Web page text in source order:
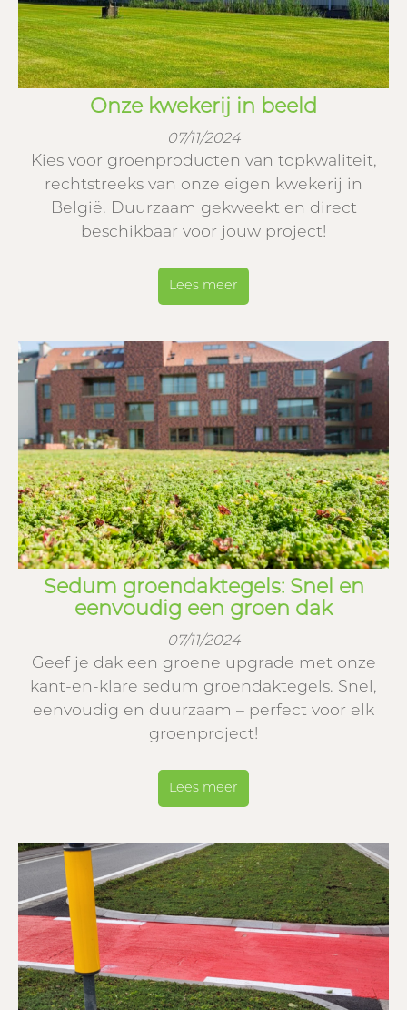
Onze kwekerij in beeld
07/11/2024
Kies voor groenproducten van topkwaliteit,
rechtstreeks van onze eigen kwekerij in
België. Duurzaam gekweekt en direct
beschikbaar voor jouw project!
Lees meer
Sedum groendaktegels: Snel en
eenvoudig een groen dak
07/11/2024
Geef je dak een groene upgrade met onze
kant-en-klare sedum groendaktegels. Snel,
eenvoudig en duurzaam – perfect voor elk
groenproject!
Lees meer